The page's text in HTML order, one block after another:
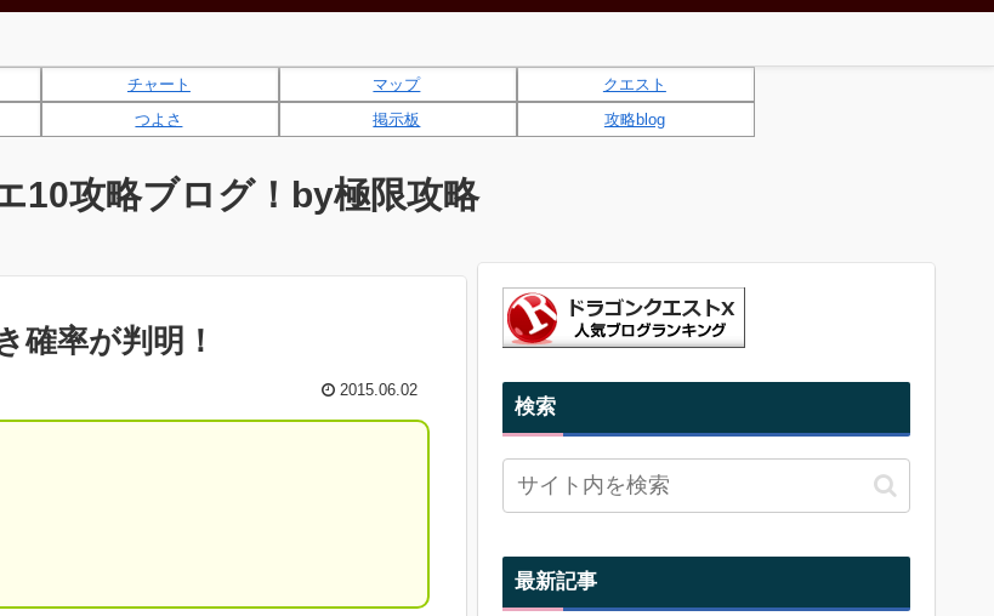
チャート マップ
クエスト
つよさ 掲示板 攻略blog
10攻略ブログ！by極限攻略
確率が判明！
2015.06.02
検索
最新記事